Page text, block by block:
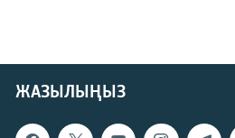
ЖАЗЫЛЫҢЫЗ